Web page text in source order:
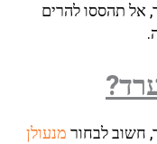
אל תהססו להרים
חשוב לבחור מנעולן